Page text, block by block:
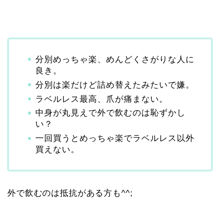
分別めっちゃ楽、めんどくさがりな人に
良き。
分別は楽だけど詰め替えたみたいで嫌。
ラベルレス最高、爪が痛まない。
中身が丸見えで外で飲むのは恥ずかし
い？
一回買うとめっちゃ楽でラベルレス以外
買えない。
外で飲むのは抵抗がある方も^^;